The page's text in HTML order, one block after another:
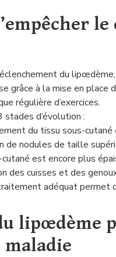
du
grâce à la mise en
régulière d’exercices.
d’évolution :
du tissu sous-
nodules de taille
est encore plus
des cuisses et des
adéquat
lipœdème
maladie